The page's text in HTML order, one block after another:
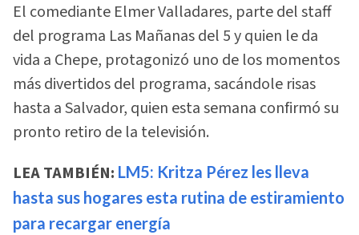
El comediante Elmer Valladares, parte del staff
del programa Las Mañanas del 5 y quien le da
vida a Chepe, protagonizó uno de los momentos
más divertidos del programa, sacándole risas
hasta a Salvador, quien esta semana confirmó su
pronto retiro de la televisión.
LEA TAMBIÉN: LM5: Kritza Pérez les lleva
hasta sus hogares esta rutina de estiramiento
para recargar energía